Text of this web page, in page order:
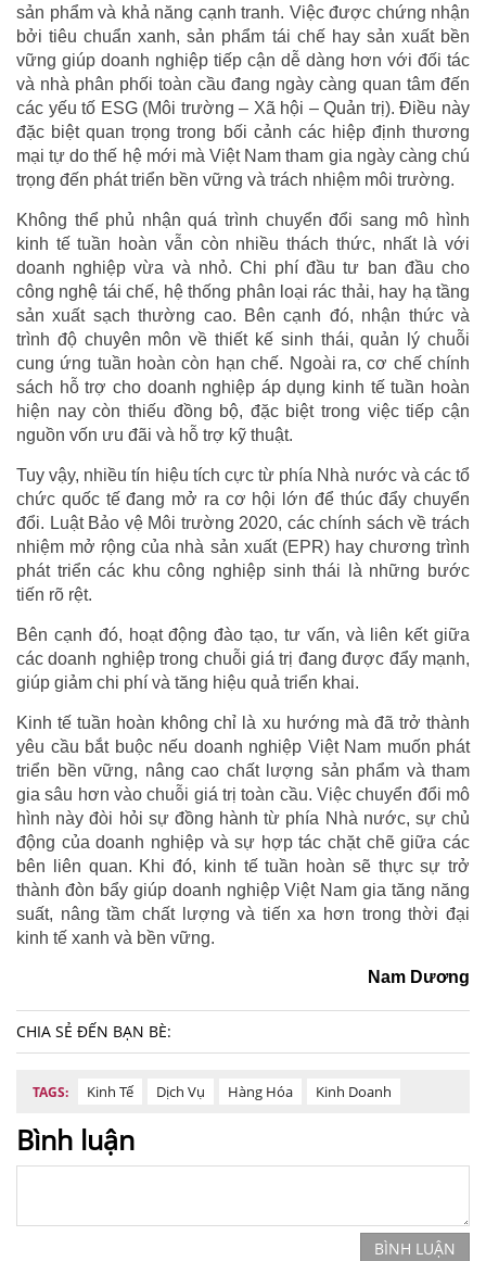
sản phẩm và khả năng cạnh tranh. Việc được chứng nhận
bởi tiêu chuẩn xanh, sản phẩm tái chế hay sản xuất bền
vững giúp doanh nghiệp tiếp cận dễ dàng hơn với đối tác
và nhà phân phối toàn cầu đang ngày càng quan tâm đến
các yếu tố ESG (Môi trường – Xã hội – Quản trị). Điều này
đặc biệt quan trọng trong bối cảnh các hiệp định thương
mại tự do thế hệ mới mà Việt Nam tham gia ngày càng chú
trọng đến phát triển bền vững và trách nhiệm môi trường.
Không thể phủ nhận quá trình chuyển đổi sang mô hình
kinh tế tuần hoàn vẫn còn nhiều thách thức, nhất là với
doanh nghiệp vừa và nhỏ. Chi phí đầu tư ban đầu cho
công nghệ tái chế, hệ thống phân loại rác thải, hay hạ tầng
sản xuất sạch thường cao. Bên cạnh đó, nhận thức và
trình độ chuyên môn về thiết kế sinh thái, quản lý chuỗi
cung ứng tuần hoàn còn hạn chế. Ngoài ra, cơ chế chính
sách hỗ trợ cho doanh nghiệp áp dụng kinh tế tuần hoàn
hiện nay còn thiếu đồng bộ, đặc biệt trong việc tiếp cận
nguồn vốn ưu đãi và hỗ trợ kỹ thuật.
Tuy vậy, nhiều tín hiệu tích cực từ phía Nhà nước và các tổ
chức quốc tế đang mở ra cơ hội lớn để thúc đẩy chuyển
đổi. Luật Bảo vệ Môi trường 2020, các chính sách về trách
nhiệm mở rộng của nhà sản xuất (EPR) hay chương trình
phát triển các khu công nghiệp sinh thái là những bước
tiến rõ rệt.
Bên cạnh đó, hoạt động đào tạo, tư vấn, và liên kết giữa
các doanh nghiệp trong chuỗi giá trị đang được đẩy mạnh,
giúp giảm chi phí và tăng hiệu quả triển khai.
Kinh tế tuần hoàn không chỉ là xu hướng mà đã trở thành
yêu cầu bắt buộc nếu doanh nghiệp Việt Nam muốn phát
triển bền vững, nâng cao chất lượng sản phẩm và tham
gia sâu hơn vào chuỗi giá trị toàn cầu. Việc chuyển đổi mô
hình này đòi hỏi sự đồng hành từ phía Nhà nước, sự chủ
động của doanh nghiệp và sự hợp tác chặt chẽ giữa các
bên liên quan. Khi đó, kinh tế tuần hoàn sẽ thực sự trở
thành đòn bẩy giúp doanh nghiệp Việt Nam gia tăng năng
suất, nâng tầm chất lượng và tiến xa hơn trong thời đại
kinh tế xanh và bền vững.
Nam Dương
CHIA SẺ ĐẾN BẠN BÈ:
TAGS: Kinh Tế Dịch Vụ Hàng Hóa Kinh Doanh
Bình luận
BÌNH LUẬN